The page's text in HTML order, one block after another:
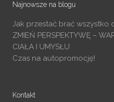
Najnowsze na blogu
Jak przestać brać wszystko
ZMIEŃ PERSPEKTYWĘ –
CIAŁA I UMYSŁU
Czas na autopromocję!
Kontakt